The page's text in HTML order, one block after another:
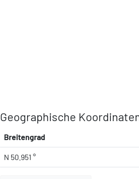
Geographische
Breitengrad
N 50.951 °